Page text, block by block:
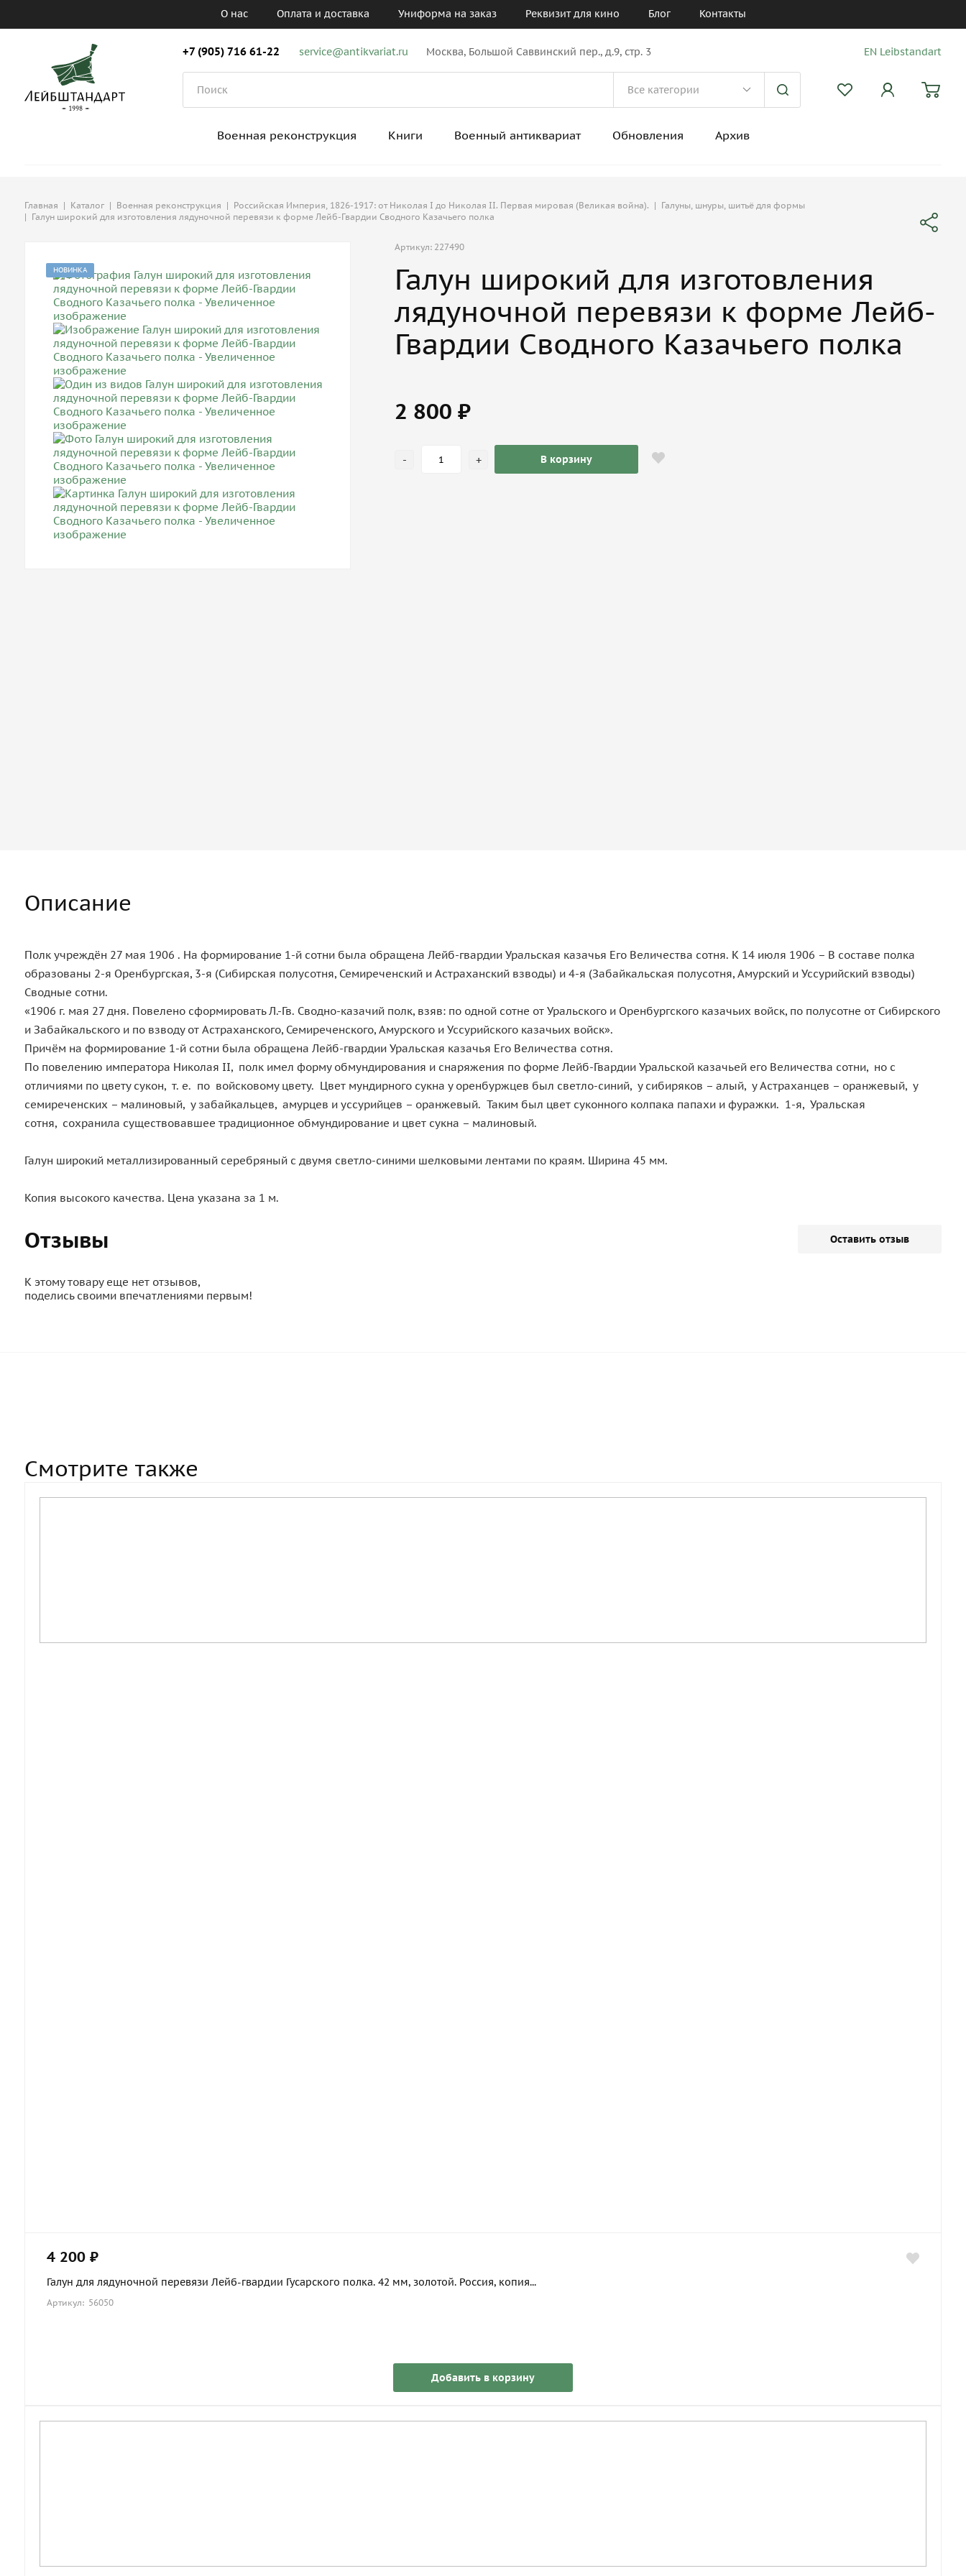
О нас Оплата и доставка Униформа на заказ Реквизит для кино Блог Контакты
+7 (905) 716 61-22 service@antikvariat.ru Москва, Большой Саввинский пер., д.9, стр. 3 EN Leibstandart
Военная реконструкция Книги Военный антиквариат Обновления Архив
Главная | Каталог | Военная реконструкция | Российская Империя, 1826-1917: от Николая I до Николая II. Первая мировая (Великая война). | Галуны, шнуры, шитьё для формы
| Галун широкий для изготовления лядуночной перевязи к форме Лейб-Гвардии Сводного Казачьего полка
НОВИНКА
Артикул: 227490
Галун широкий для изготовления
лядуночной перевязи к форме Лейб-
Гвардии Сводного Казачьего полка
2 800 ₽
- + В корзину
Описание
Полк учреждён 27 мая 1906 . На формирование 1-й сотни была обращена Лейб-гвардии Уральская казачья Его Величества сотня. К 14 июля 1906 – В составе полка
образованы 2-я Оренбургская, 3-я (Сибирская полусотня, Семиреченский и Астраханский взводы) и 4-я (Забайкальская полусотня, Амурский и Уссурийский взводы)
Сводные сотни.
«1906 г. мая 27 дня. Повелено сформировать Л.-Гв. Сводно-казачий полк, взяв: по одной сотне от Уральского и Оренбургского казачьих войск, по полусотне от Сибирского
и Забайкальского и по взводу от Астраханского, Семиреченского, Амурского и Уссурийского казачьих войск».
Причём на формирование 1-й сотни была обращена Лейб-гвардии Уральская казачья Его Величества сотня.
По повелению императора Николая II, полк имел форму обмундирования и снаряжения по форме Лейб-Гвардии Уральской казачьей его Величества сотни, но с
отличиями по цвету сукон, т. е. по войсковому цвету. Цвет мундирного сукна у оренбуржцев был светло-синий, у сибиряков – алый, у Астраханцев – оранжевый, у
семиреченских – малиновый, у забайкальцев, амурцев и уссурийцев – оранжевый. Таким был цвет суконного колпака папахи и фуражки. 1-я, Уральская
сотня, сохранила существовавшее традиционное обмундирование и цвет сукна – малиновый.
Галун широкий металлизированный серебряный с двумя светло-синими шелковыми лентами по краям. Ширина 45 мм.
Копия высокого качества. Цена указана за 1 м.
Отзывы Оставить отзыв
К этому товару еще нет отзывов,
поделись своими впечатлениями первым!
Смотрите также
4 200 ₽
Галун для лядуночной перевязи Лейб-гвардии Гусарского полка. 42 мм, золотой. Россия, копия...
Артикул: 56050
Добавить в корзину